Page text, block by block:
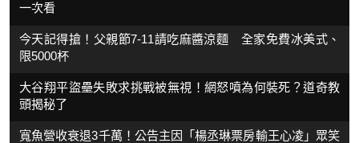
一次看
今天記得搶！父親節7-11請吃麻醬涼麵 全家免費冰美式、
限5000杯
大谷翔平盜壘失敗求挑戰被無視！網怒噴為何裝死？道奇教
頭揭秘了
寬魚營收衰退3千萬！公告主因「楊丞琳票房輸王心凌」眾笑